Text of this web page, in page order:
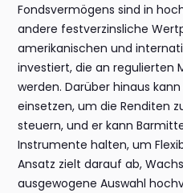
Fondsvermögens sind in
andere festverzinsliche
amerikanischen und
investiert, die an regulierten
werden. Darüber hinaus
einsetzen, um die Renditen
steuern, und er kann
Instrumente halten, um
Ansatz zielt darauf ab,
ausgewogene Auswahl